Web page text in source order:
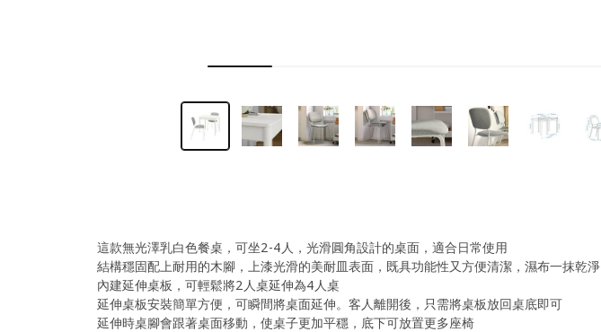
這款無光澤乳白色餐桌，可坐2-4人，光滑圓角設計的桌面，適合日常使用
結構穩固配上耐用的木腳，上漆光滑的美耐皿表面，既具功能性又方便清潔，濕布一抹乾淨
內建延伸桌板，可輕鬆將2人桌延伸為4人桌
延伸桌板安裝簡單方便，可瞬間將桌面延伸。客人離開後，只需將桌板放回桌底即可
延伸時桌腳會跟著桌面移動，使桌子更加平穩，底下可放置更多座椅